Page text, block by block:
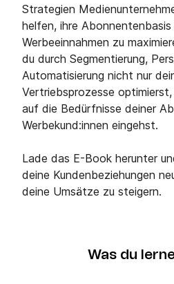
Strategien
helfen, ihre
Werbeeinnahmen zu
du durch Segmentierung,
Automatisierung nicht nur
Vertriebsprozesse
auf die Bedürfnisse deiner
Werbekund:innen eingehst.
Lade das E-Book herunter
deine Kundenbeziehungen
deine Umsätze zu steigern.
Was du